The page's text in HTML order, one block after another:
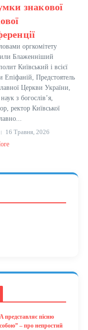
знакової
оргкомітету
Блаженніший
Київський і всієї
Епіфаній, Предстоятель
Церкви України,
з богослів’я,
ректор Київської
16 Травня, 2026
представляє пісню
– про непростий